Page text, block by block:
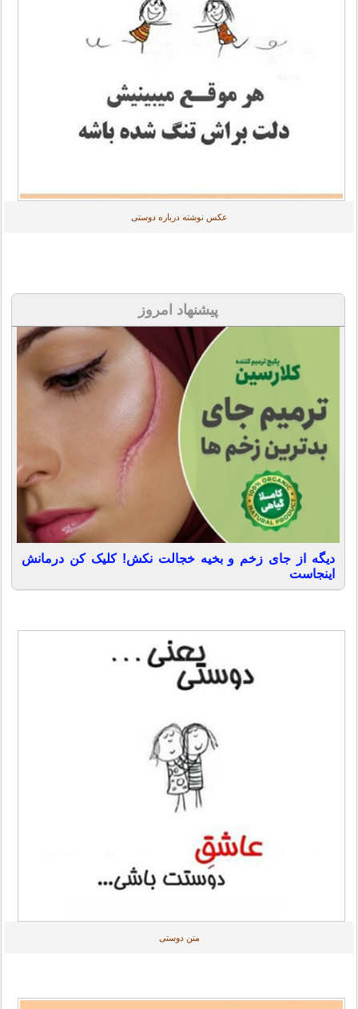
عکس نوشته درباره دوستی
پیشنهاد امروز
دیگه از جای زخم و بخیه خجالت نکش! کلیک کن درمانش
اینجاست
متن دوستی